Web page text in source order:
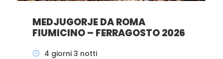
MEDJUGORJE DA ROMA
FIUMICINO – FERRAGOSTO 2026
4 giorni 3 notti